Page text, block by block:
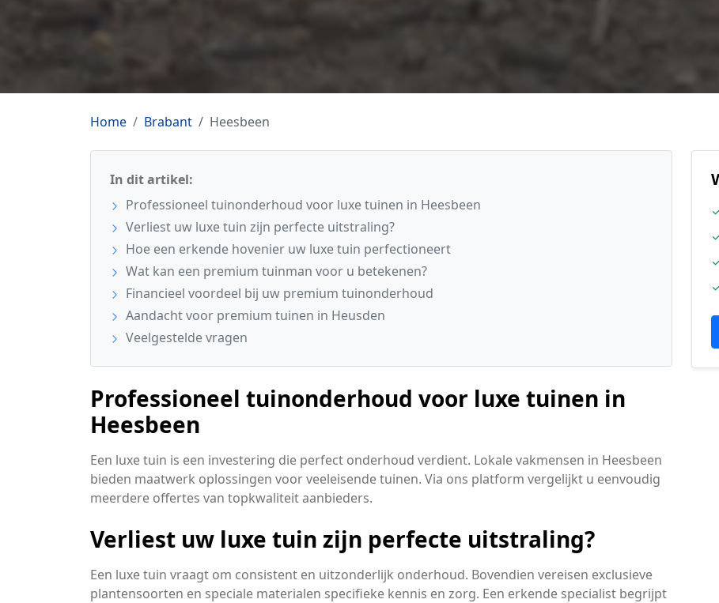
Home Brabant Heesbeen
In dit artikel:
Professioneel tuinonderhoud voor luxe tuinen in Heesbeen
Verliest uw luxe tuin zijn perfecte uitstraling?
Hoe een erkende hovenier uw luxe tuin perfectioneert
Wat kan een premium tuinman voor u betekenen?
Financieel voordeel bij uw premium tuinonderhoud
Aandacht voor premium tuinen in Heusden
Veelgestelde vragen
Professioneel tuinonderhoud voor luxe tuinen in
Heesbeen
Een luxe tuin is een investering die perfect onderhoud verdient. Lokale vakmensen in Heesbeen
bieden maatwerk oplossingen voor veeleisende tuinen. Via ons platform vergelijkt u eenvoudig
meerdere offertes van topkwaliteit aanbieders.
Verliest uw luxe tuin zijn perfecte uitstraling?
Een luxe tuin vraagt om consistent en uitzonderlijk onderhoud. Bovendien vereisen exclusieve
plantensoorten en speciale materialen specifieke kennis en zorg. Een erkende specialist begrijpt